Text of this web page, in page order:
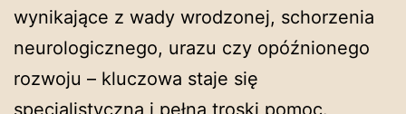
wynikające z wady wrodzonej, schorzenia
neurologicznego, urazu czy opóźnionego
rozwoju – kluczowa staje się
specjalistyczna i pełna troski pomoc.